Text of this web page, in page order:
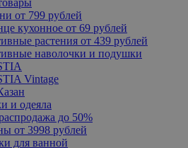
от 799 рублей
кухонное от 69 рублей
растения от 439 рублей
наволочки и подушки
Vintage
и одеяла
до 50%
от 3998 рублей
для ванной